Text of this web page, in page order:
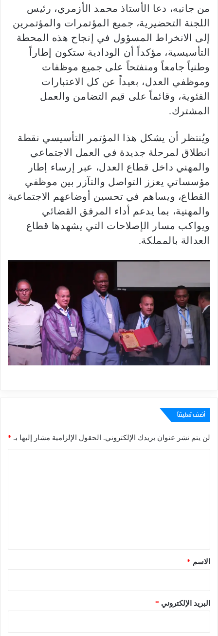
من جانبه، دعا الأستاذ محمد الأزمري، رئيس
اللجنة التحضيرية، جميع المؤتمرات والمؤتمرين
إلى الانخراط المسؤول في إنجاح هذه المحطة
التأسيسية، مؤكداً أن الودادية ستكون إطاراً
وطنياً جامعاً ومنفتحاً على جميع موظفات
وموظفي العدل، بعيداً عن كل الاعتبارات
الفئوية، وقائماً على قيم التضامن والعمل
المشترك.
ويُنتظر أن يشكل هذا المؤتمر التأسيسي نقطة
انطلاق لمرحلة جديدة في العمل الاجتماعي
والمهني داخل قطاع العدل، عبر إرساء إطار
مؤسساتي يعزز التواصل والتآزر بين موظفي
القطاع، ويساهم في تحسين أوضاعهم الاجتماعية
والمهنية، بما يدعم أداء المرفق القضائي
ويواكب مسار الإصلاحات التي يشهدها قطاع
العدالة بالمملكة.
أضف تعليقاً
لن يتم نشر عنوان بريدك الإلكتروني. الحقول الإلزامية مشار إليها بـ *
*الاسم *
البريد الإلكتروني *